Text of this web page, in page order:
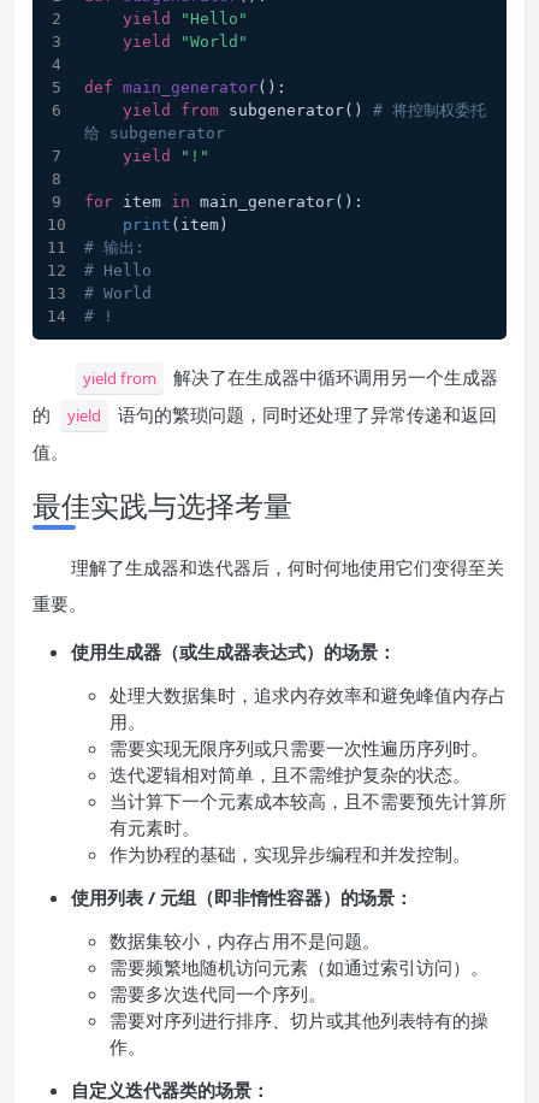
yield
"Hello"
yield
"World"
def main_generator():
yield
from subgenerator() # 将控制权委托
给 subgenerator
yield
"!"
for item in main_generator():
print (item)
# 输出:
# Hello
# World
# !
yield from
解决了在生成器中循环调用另一个生成器
的
yield
语句的繁琐问题，同时还处理了异常传递和返回
值。
最佳实践与选择考量
理解了生成器和迭代器后，何时何地使用它们变得至关
重要。
使用生成器（或生成器表达式）的场景：
处理大数据集时，追求内存效率和避免峰值内存占
用。
需要实现无限序列或只需要一次性遍历序列时。
迭代逻辑相对简单，且不需维护复杂的状态。
当计算下一个元素成本较高，且不需要预先计算所
有元素时。
作为协程的基础，实现异步编程和并发控制。
使用列表 / 元组（即非惰性容器）的场景：
数据集较小，内存占用不是问题。
需要频繁地随机访问元素（如通过索引访问）。
需要多次迭代同一个序列。
需要对序列进行排序、切片或其他列表特有的操
作。
自定义迭代器类的场景：